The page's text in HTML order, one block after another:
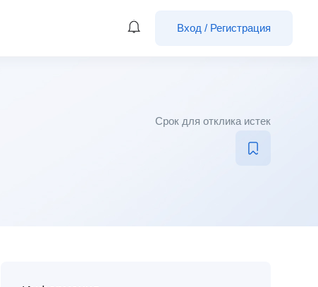
Вход / Регистрация
Срок для отклика истек